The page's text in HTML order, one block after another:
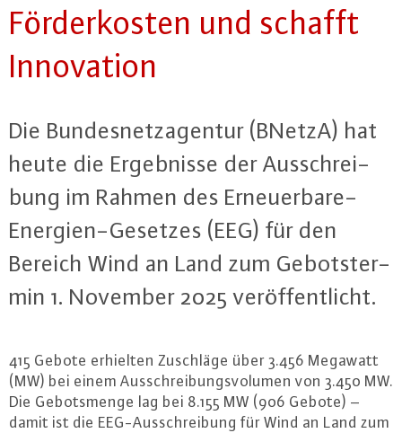
För­der­kos­ten und schafft
In­no­va­ti­on
Die Bun­des­netz­agen­tur (BNetzA) hat
heute die Er­geb­nis­se der Aus­schrei­
bung im Rahmen des Er­neu­er­ba­re-
En­er­gi­en-Ge­set­zes (EEG) für den
Bereich Wind an Land zum Ge­bots­ter­
min 1. November 2025 ver­öf­fent­licht.
415 Gebote erhielten Zuschläge über 3.456 Megawatt
(MW) bei einem Aus­schrei­bungs­vo­lu­men von 3.450 MW.
Die Ge­bots­men­ge lag bei 8.155 MW (906 Gebote) –
damit ist die EEG-Aus­schrei­bung für Wind an Land zum